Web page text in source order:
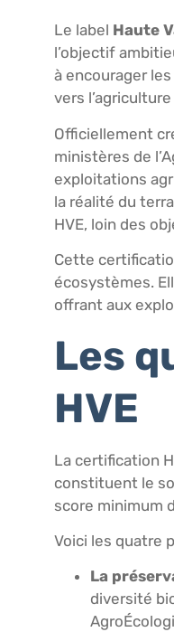
Le label Haute
l’objectif
à encourager
vers
Officiellement
ministères de
exploitations
la réalité du
HVE, loin des
Cette
écosystèmes.
offrant aux
Les
HVE
La certification
constituent le
score minimum
Voici les quatre
La
diversité